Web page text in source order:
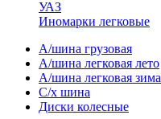
УАЗ
Иномарки легковые
А/шина грузовая
А/шина легковая лето
А/шина легковая зима
С/х шина
Диски колесные